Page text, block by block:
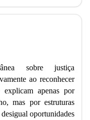
sobre justiça
ao reconhecer
explicam apenas por
mas por estruturas
oportunidades